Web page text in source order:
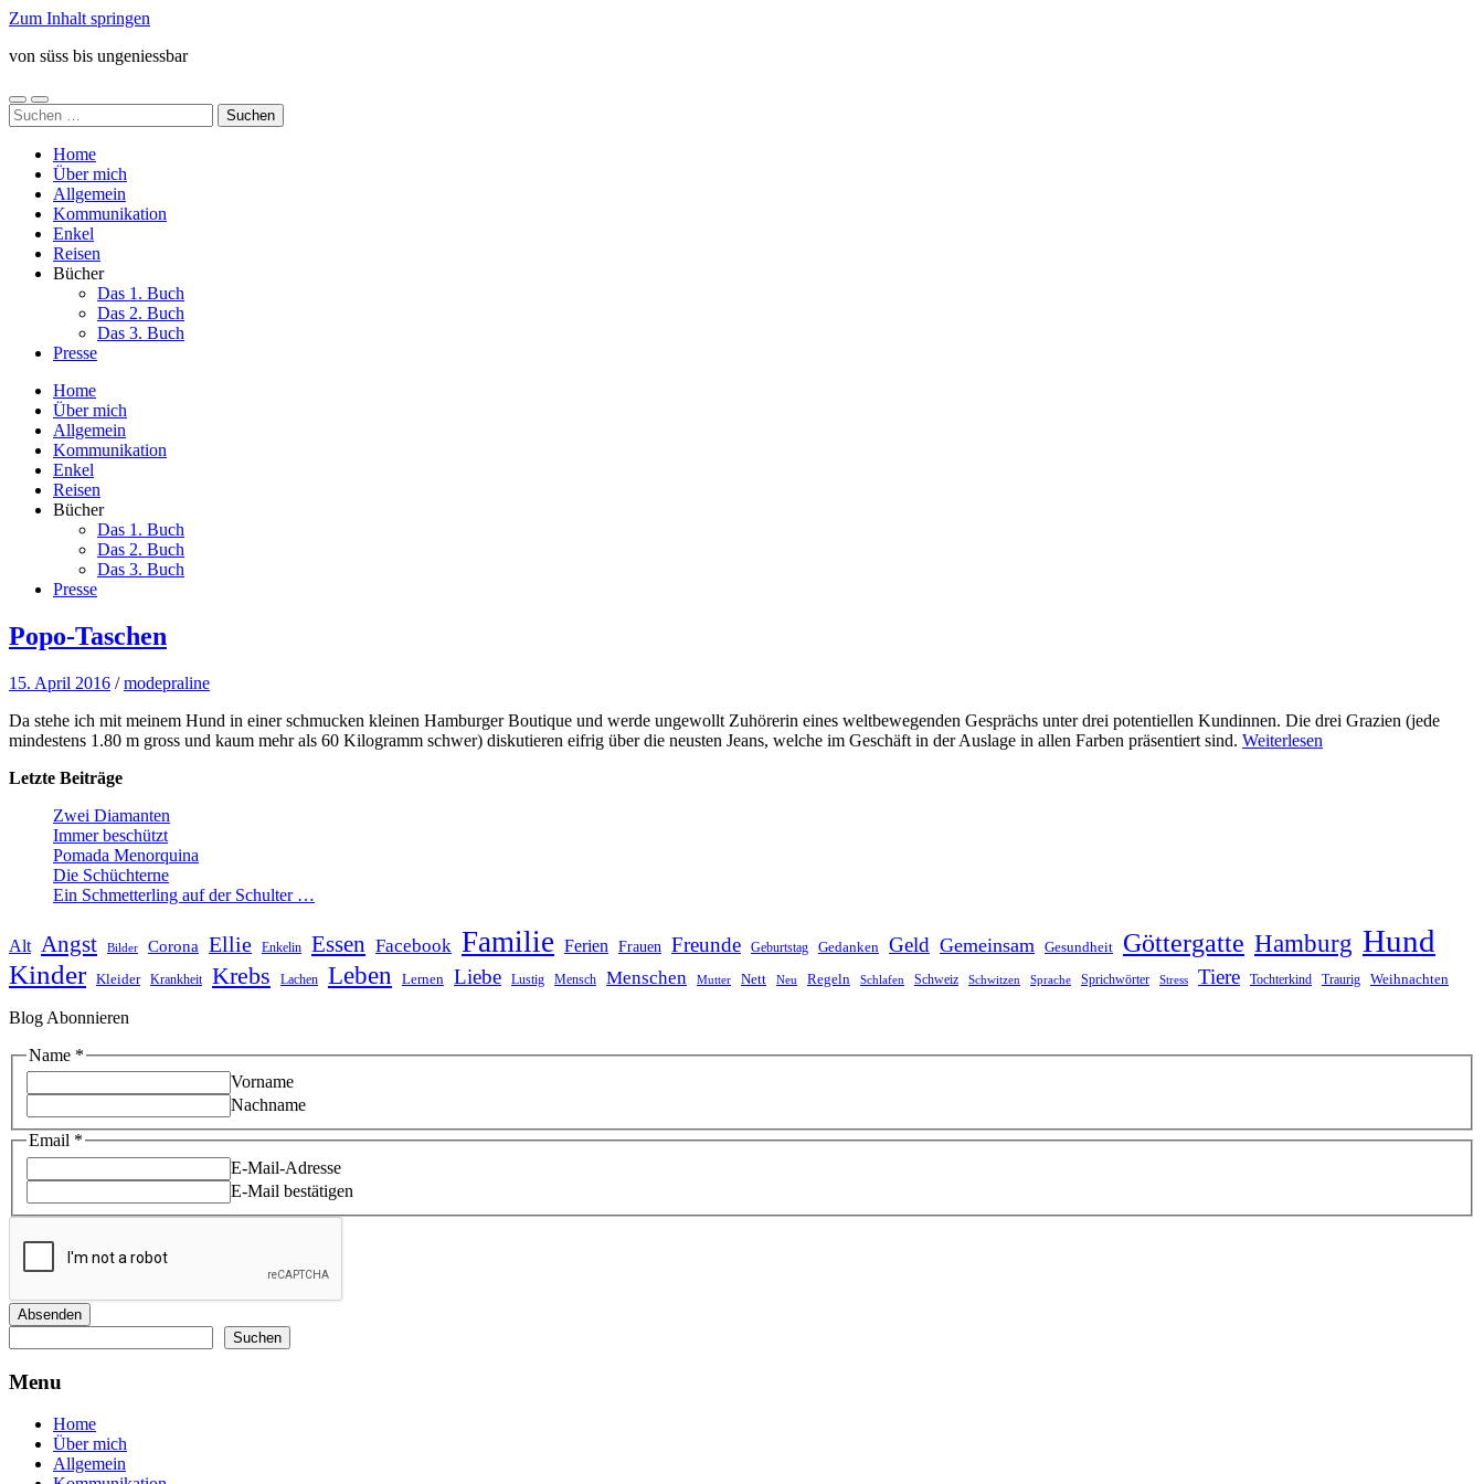
Zum Inhalt springen
von süss bis ungeniessbar
Mobile-
Menü
Suchfeld
ein-/ausblenden
Suchen
nach:
Home
Über mich
Allgemein
Kommunikation
Enkel
Reisen
Bücher
Das 1. Buch
Das 2. Buch
Das 3. Buch
Presse
Home
Über mich
Allgemein
Kommunikation
Enkel
Reisen
Bücher
Das 1. Buch
Das 2. Buch
Das 3. Buch
Presse
Popo-Taschen
15. April 2016 /modepraline
Da stehe ich mit meinem Hund in einer schmucken kleinen Hamburger Boutique und werde ungewollt Zuhörerin eines weltbewegenden Gesprächs unter drei potentiellen Kundinnen. Die drei Grazien (jede
mindestens 1.80 m gross und kaum mehr als 60 Kilogramm schwer) diskutieren eifrig über die neusten Jeans, welche im Geschäft in der Auslage in allen Farben präsentiert sind. Weiterlesen
Letzte Beiträge
Zwei Diamanten
Immer beschützt
Pomada Menorquina
Die Schüchterne
Ein Schmetterling auf der Schulter …
Alt Angst Bilder Corona Ellie Enkelin Essen Facebook Familie Ferien Frauen Freunde Geburtstag Gedanken Geld Gemeinsam Gesundheit Göttergatte Hamburg Hund
Kinder Kleider Krankheit Krebs Lachen Leben Lernen Liebe Lustig Mensch Menschen Mutter Nett Neu Regeln Schlafen Schweiz Schwitzen Sprache Sprichwörter Stress Tiere Tochterkind Traurig Weihnachten
Blog Abonnieren
Email
Name
Name *
Vorname
Nachname
Email *
E-Mail-Adresse
E-Mail bestätigen
Absenden
Suchen
Menu
Home
Über mich
Allgemein